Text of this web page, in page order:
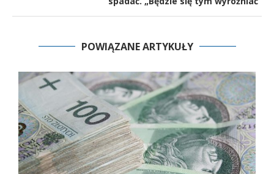
POWIĄZANE ARTYKUŁY